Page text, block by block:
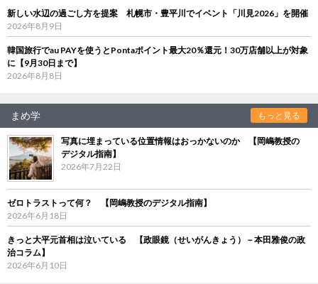
新しい水辺の過ごし方を提案 札幌市・豊平川でイベント「川見2026」を開催
2026年8月9日
韓国旅行でau PAYを使うとPontaポイント最大20％還元！30万店舗以上が対象
に【9月30日まで】
2026年8月8日
まめ学 もっと見る
写真に埋まっている位置情報はおっかないのか 【岡嶋教授の
デジタル指南】
2026年7月22日
ゼロトラストって何？ 【岡嶋教授のデジタル指南】
2026年6月18日
きっと大平元首相は泣いている 【政眼鏡（せいがんきょう）－本田雅俊の政
治コラム】
2026年6月10日